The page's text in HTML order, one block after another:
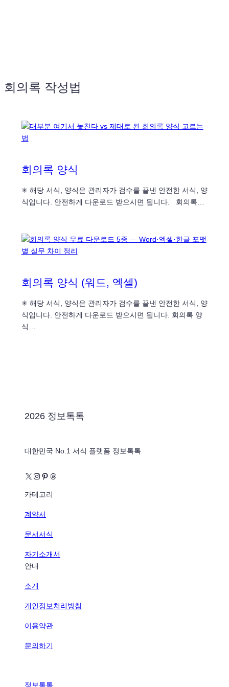
회의록 작성법
회의록 양식
✳ 해당 서식, 양식은 관리자가 검수를 끝낸 안전한 서식, 양
식입니다. 안전하게 다운로드 받으시면 됩니다. 회의록…
회의록 양식 (워드, 엑셀)
✳ 해당 서식, 양식은 관리자가 검수를 끝낸 안전한 서식, 양
식입니다. 안전하게 다운로드 받으시면 됩니다. 회의록 양
식…
2026 정보톡톡
대한민국 No.1 서식 플랫폼 정보톡톡
X Instagram Pinterest Threads
카테고리
계약서
문서서식
자기소개서
안내
소개
개인정보처리방침
이용약관
문의하기
정보톡톡